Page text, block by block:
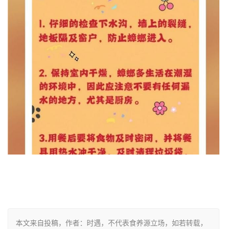
本文来自投稿，作者：时遇，不代表食养源立场，如若转载，